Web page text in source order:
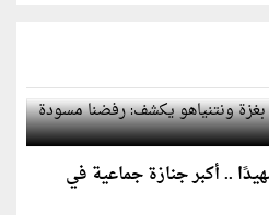
بغزة ونتنياهو يكشف: رفضنا
شهيدًا .. أكبر جنازة جماعية في